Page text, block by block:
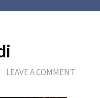
LEAVE A COMMENT